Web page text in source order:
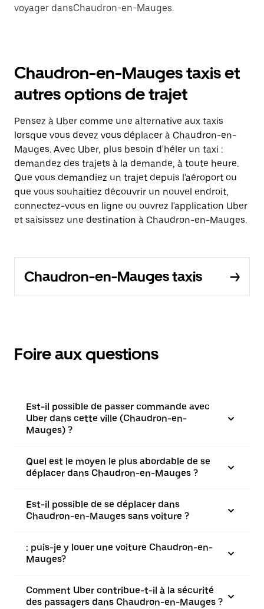
voyager dansChaudron-en-Mauges.
Chaudron-en-Mauges taxis et
autres options de trajet
Pensez à Uber comme une alternative aux taxis
lorsque vous devez vous déplacer à Chaudron-en-
Mauges. Avec Uber, plus besoin d'héler un taxi :
demandez des trajets à la demande, à toute heure.
Que vous demandiez un trajet depuis l'aéroport ou
que vous souhaitiez découvrir un nouvel endroit,
connectez-vous en ligne ou ouvrez l'application Uber
et saisissez une destination à Chaudron-en-Mauges.
Chaudron-en-Mauges taxis
Foire aux questions
Est-il possible de passer commande avec
Uber dans cette ville (Chaudron-en-
Mauges) ?
Quel est le moyen le plus abordable de se
déplacer dans Chaudron-en-Mauges ?
Est-il possible de se déplacer dans
Chaudron-en-Mauges sans voiture ?
: puis-je y louer une voiture Chaudron-en-
Mauges?
Comment Uber contribue-t-il à la sécurité
des passagers dans Chaudron-en-Mauges ?